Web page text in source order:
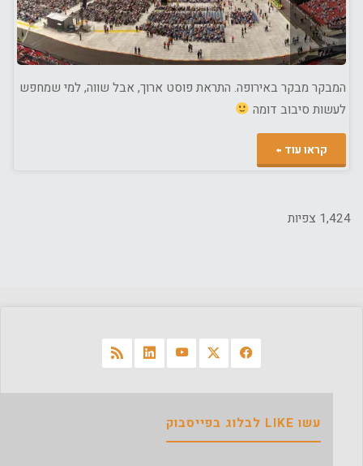
המבקר מבקר באירופה. התראת פוסט ארוך, אבל שווה, למי שמחפש
לעשות סיבוב דומה
קראו עוד
1,424 צפיות
עשו LIKE לבלוג בפייסבוק